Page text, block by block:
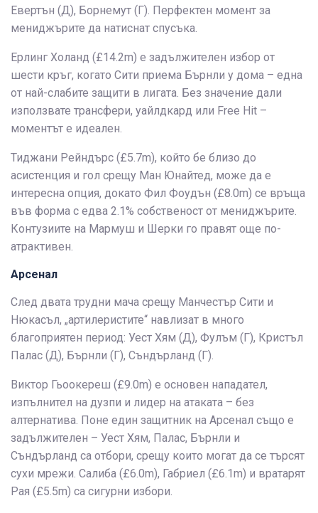
Евертън (Д), Борнемут (Г). Перфектен момент за
мениджърите да натиснат спусъка.
Ерлинг Холанд (£14.2m) е задължителен избор от
шести кръг, когато Сити приема Бърнли у дома – една
от най-слабите защити в лигата. Без значение дали
използвате трансфери, уайлдкард или Free Hit –
моментът е идеален.
Тиджани Рейндърс (£5.7m), който бе близо до
асистенция и гол срещу Ман Юнайтед, може да е
интересна опция, докато Фил Фоудън (£8.0m) се връща
във форма с едва 2.1% собственост от мениджърите.
Контузиите на Мармуш и Шерки го правят още по-
атрактивен.
Арсенал
След двата трудни мача срещу Манчестър Сити и
Нюкасъл, „артилеристите“ навлизат в много
благоприятен период: Уест Хям (Д), Фулъм (Г), Кристъл
Палас (Д), Бърнли (Г), Съндърланд (Г).
Виктор Гьоокереш (£9.0m) е основен нападател,
изпълнител на дузпи и лидер на атаката – без
алтернатива. Поне един защитник на Арсенал също е
задължителен – Уест Хям, Палас, Бърнли и
Съндърланд са отбори, срещу които могат да се търсят
сухи мрежи. Салиба (£6.0m), Габриел (£6.1m) и вратарят
Рая (£5.5m) са сигурни избори.